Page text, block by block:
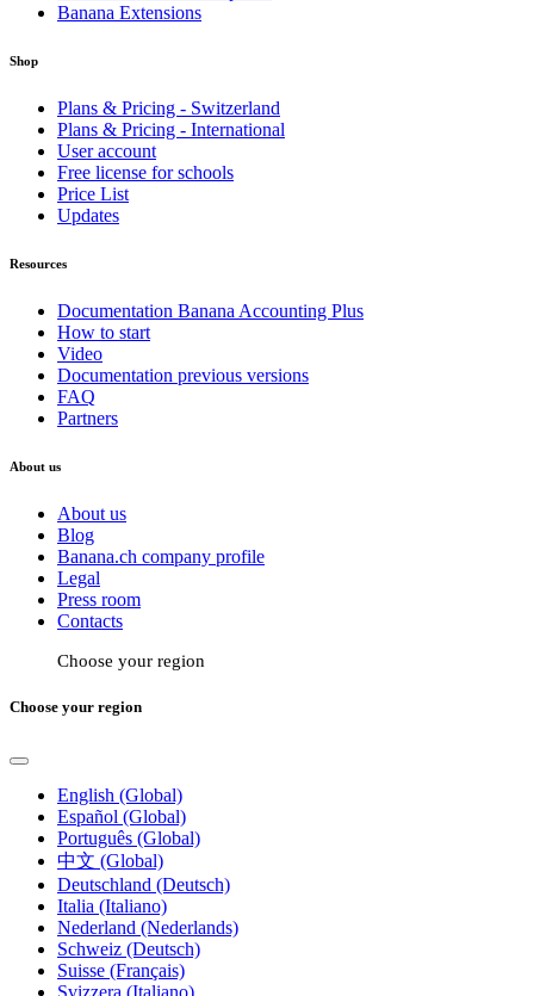
Banana Extensions
Shop
Plans & Pricing - Switzerland
Plans & Pricing - International
User account
Free license for schools
Price List
Updates
Resources
Documentation Banana Accounting Plus
How to start
Video
Documentation previous versions
FAQ
Partners
About us
About us
Blog
Banana.ch company profile
Legal
Press room
Contacts
Choose your region
Choose your region
English (Global)
Español (Global)
Português (Global)
中文 (Global)
Deutschland (Deutsch)
Italia (Italiano)
Nederland (Nederlands)
Schweiz (Deutsch)
Suisse (Français)
Svizzera (Italiano)